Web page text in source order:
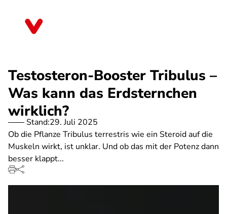
Testosteron-Booster Tribulus –
Was kann das Erdsternchen
wirklich?
Stand:29. Juli 2025
Ob die Pflanze Tribulus terrestris wie ein Steroid auf die
Muskeln wirkt, ist unklar. Und ob das mit der Potenz dann
besser klappt...